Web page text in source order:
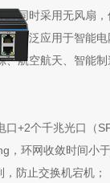
，同时采用无风扇
可广泛应用于智能
、航空航天、智能
+2个千兆光口（
，环网收敛时间小于
防止交换机宕机；